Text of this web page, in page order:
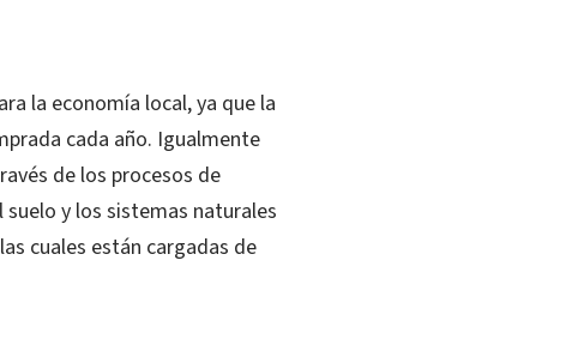
la economía local, ya que la
cada año. Igualmente
de los procesos de
suelo y los sistemas naturales
cuales están cargadas de